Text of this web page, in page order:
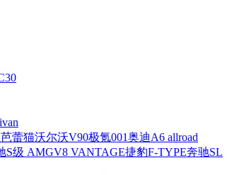
蕾猫沃尔沃V90极氪001奥迪A6 allroad
S级 AMGV8 VANTAGE捷豹F-TYPE奔驰SL